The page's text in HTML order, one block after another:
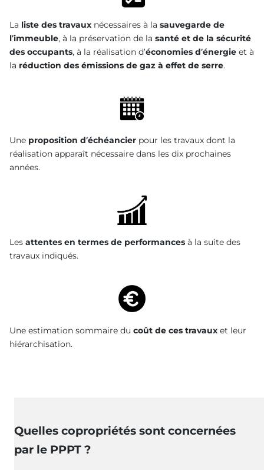
La liste des travaux nécessaires à la sauvegarde de
l’immeuble, à la préservation de la santé et de la sécurité
des occupants, à la réalisation d’économies d’énergie et à
la réduction des émissions de gaz à effet de serre.
Une proposition d’échéancier pour les travaux dont la
réalisation apparaît nécessaire dans les dix prochaines
années.
Les attentes en termes de performances à la suite des
travaux indiqués.
Une estimation sommaire du coût de ces travaux et leur
hiérarchisation.
Quelles copropriétés sont concernées
par le PPPT ?